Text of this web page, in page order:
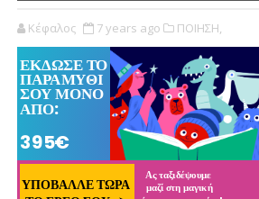
Κέφαλος 7 years ago ΠΟΙΗΣΗ,